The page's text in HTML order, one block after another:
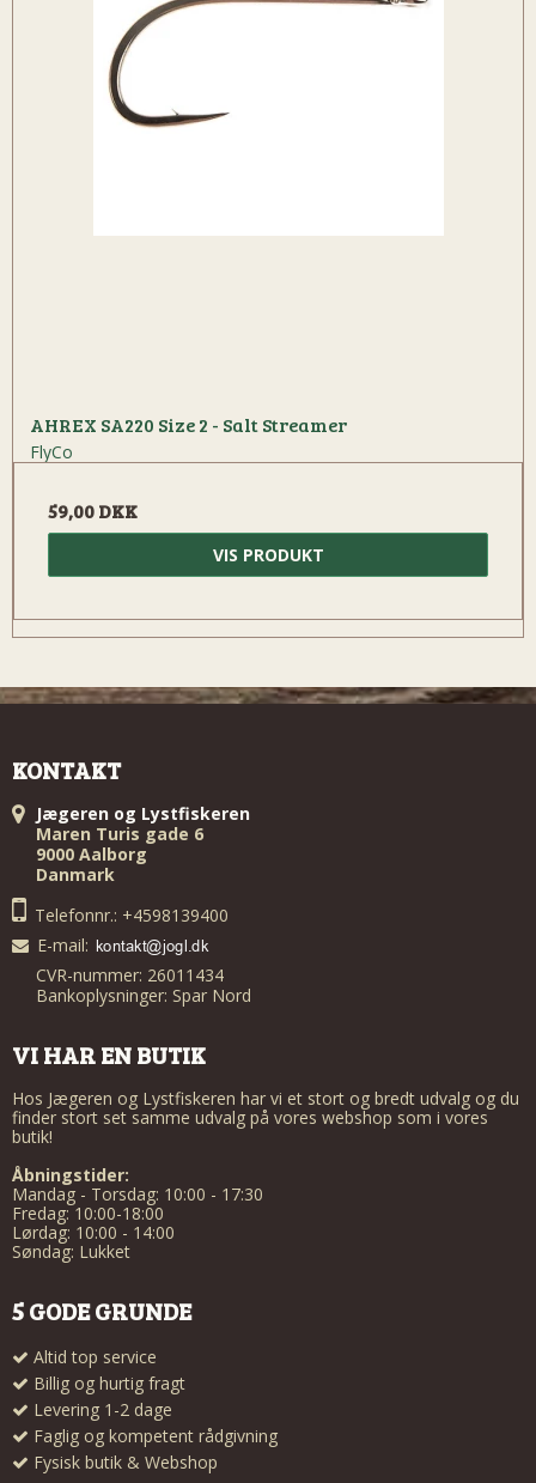
AHREX SA220 Size 2 - Salt Streamer
FlyCo
59,00 DKK
VIS PRODUKT
KONTAKT
Jægeren og Lystfiskeren
Maren Turis gade 6
9000 Aalborg
Danmark
Telefonnr.: +4598139400
E-mail:
CVR-nummer: 26011434
Bankoplysninger: Spar Nord
VI HAR EN BUTIK
Hos Jægeren og Lystfiskeren har vi et stort og bredt udvalg og du
finder stort set samme udvalg på vores webshop som i vores
butik!
Åbningstider:
Mandag - Torsdag: 10:00 - 17:30
Fredag: 10:00-18:00
Lørdag: 10:00 - 14:00
Søndag: Lukket
5 GODE GRUNDE
Altid top service
Billig og hurtig fragt
Levering 1-2 dage
Faglig og kompetent rådgivning
Fysisk butik & Webshop